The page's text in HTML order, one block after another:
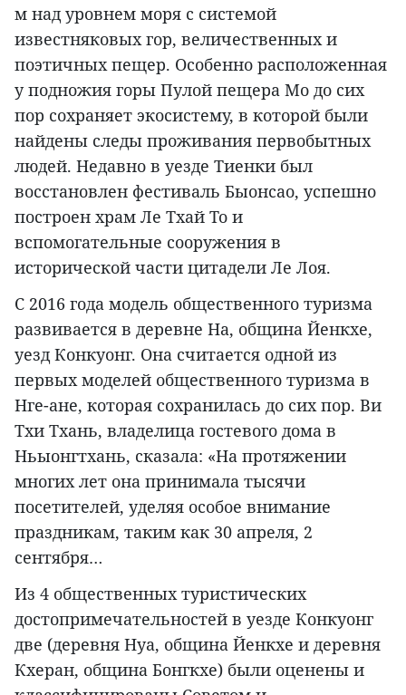
м над уровнем моря с системой
известняковых гор, величественных и
поэтичных пещер. Особенно расположенная
у подножия горы Пулой пещера Мо до сих
пор сохраняет экосистему, в которой были
найдены следы проживания первобытных
людей. Недавно в уезде Тиенки был
восстановлен фестиваль Быонсао, успешно
построен храм Ле Тхай То и
вспомогательные сооружения в
исторической части цитадели Ле Лоя.
С 2016 года модель общественного туризма
развивается в деревне На, община Йенкхе,
уезд Конкуонг. Она считается одной из
первых моделей общественного туризма в
Нге-ане, которая сохранилась до сих пор. Ви
Тхи Тхань, владелица гостевого дома в
Ньыонгтхань, сказала: «На протяжении
многих лет она принимала тысячи
посетителей, уделяя особое внимание
праздникам, таким как 30 апреля, 2
сентября…
Из 4 общественных туристических
достопримечательностей в уезде Конкуонг
две (деревня Нуа, община Йенкхе и деревня
Кхеран, община Бонгкхе) были оценены и